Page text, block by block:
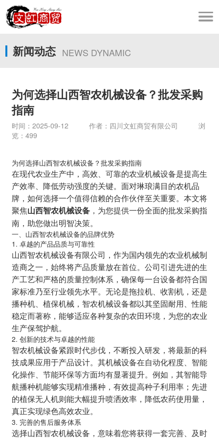
新闻动态 NEWS DYNAMIC
为何选择山西智农机械设备？批发采购
指南
时间：2025-09-12 作者：四川文虹商贸有限公司 浏
览：499
为何选择山西智农机械设备？批发采购指南
在现代农业生产中，高效、可靠的农业机械设备是提高生
产效率、降低劳动强度的关键。面对琳琅满目的农机品
牌，如何选择一个值得信赖的合作伙伴至关重要。本文将
聚焦山西智农机械设备，为您提供一份全面的批发采购指
南，助您做出明智决策。
一、山西智农机械设备的品牌优势
1. 卓越的产品品质与可靠性
山西智农机械设备有限公司，作为国内领先的农业机械制
造商之一，始终将产品质量放在首位。公司引进先进的生
产工艺和严格的质量控制体系，确保每一台设备都符合国
家标准乃至行业领先水平。无论是拖拉机、收割机，还是
播种机、植保机械，智农机械设备都以其坚固耐用、性能
稳定而著称，能够适应各种复杂的农田环境，为您的农业
生产保驾护航。
2. 创新的技术与卓越的性能
智农机械设备紧跟时代步伐，不断投入研发，将最新的科
技成果应用于产品设计。其机械设备在自动化程度、智能
化操作、节能环保等方面均有显著提升。例如，其智能导
航播种机能够实现精准播种，有效提高种子利用率；先进
的植保无人机则能大幅提升喷洒效率，降低农药使用量，
真正实现绿色高效农业。
3. 完善的售后服务体系
选择山西智农机械设备，意味着您将获得一套完善、及时